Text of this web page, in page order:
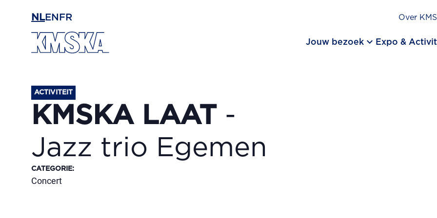
NLEN FR Over
Jouw bezoek keyboard_arrow_down Expo &
ACTIVITEIT
KMSKA LAAT-
Jazz trio Egemen
CATEGORIE:
Concert